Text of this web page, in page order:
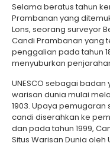
Selama beratus tahun
Prambanan yang
Lons, seorang surveyor
Candi Prambanan yang
penggalian pada tahun
menyuburkan
UNESCO sebagai
warisan dunia mulai
1903. Upaya pemugaran
candi diserahkan ke
dan pada tahun 1999,
Situs Warisan Dunia oleh